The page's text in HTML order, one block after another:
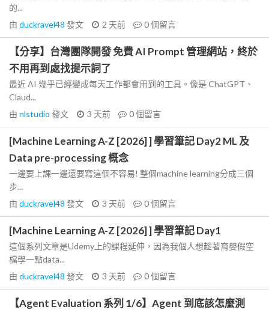
的...
由 duckravel48 發文 2 天前 0個留言
【分享】台灣團隊開發 免費 AI Prompt 管理網站，終於
不用再到處找提示詞了
最近 AI 幾乎已經變成每天工作都會用到的工具。像是 ChatGPT、
Claud...
由 nlstudio 發文 3 天前 0個留言
[Machine Learning A-Z [2026] ] 學習筆記 Day2 ML 及
Data pre-processing 概念
一邊要上課一邊還要寫這個不容易! 整個machine learning分成三個
步...
由 duckravel48 發文 3 天前 0個留言
[Machine Learning A-Z [2026] ] 學習筆記 Day1
這個系列文章是Udemy上的課程延伸，因為我個人想趁著育嬰假空
檔學一點data...
由 duckravel48 發文 3 天前 0個留言
【Agent Evaluation 系列 1/6】Agent 到底該怎麼測